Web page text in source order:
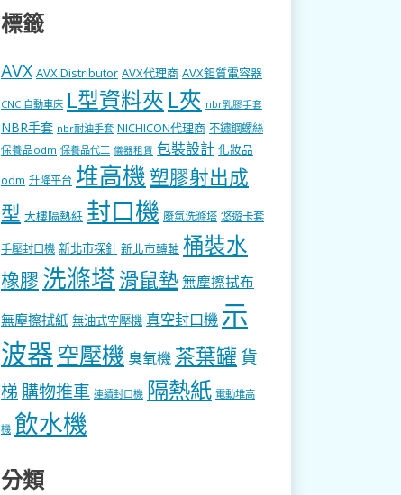
標籤
AVX AVX Distributor AVX代理商 AVX鉭質電容器
CNC 自動車床 L型資料夾 L夾 nbr乳膠手套
NBR手套 nbr耐油手套 NICHICON代理商 不鏽鋼螺絲
保養品odm 保養品代工 儀器租賃 包裝設計 化妝品
odm 升降平台 堆高機 塑膠射出成
型 大樓隔熱紙 封口機 廢氣洗滌塔 悠遊卡套
手壓封口機 新北市探針 新北市轉軸 桶裝水
橡膠 洗滌塔 滑鼠墊無塵擦拭布
無塵擦拭紙 無油式空壓機 真空封口機 示
波器 空壓機 臭氧機 茶葉罐 貨
梯 購物推車 連續封口機 隔熱紙 電動堆高
機 飲水機
分類